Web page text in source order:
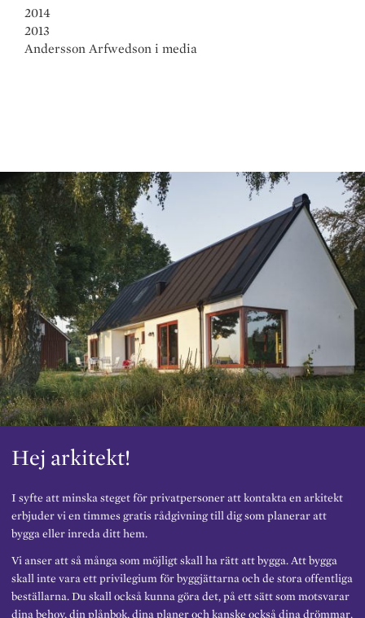
2014
2013
Andersson Arfwedson i media
Hej arkitekt!
I syfte att minska steget för privatpersoner att kontakta en arkitekt
erbjuder vi en timmes gratis rådgivning till dig som planerar att
bygga eller inreda ditt hem.
Vi anser att så många som möjligt skall ha rätt att bygga. Att bygga
skall inte vara ett privilegium för byggjättarna och de stora offentliga
beställarna. Du skall också kunna göra det, på ett sätt som motsvarar
dina behov, din plånbok, dina planer och kanske också dina drömmar.